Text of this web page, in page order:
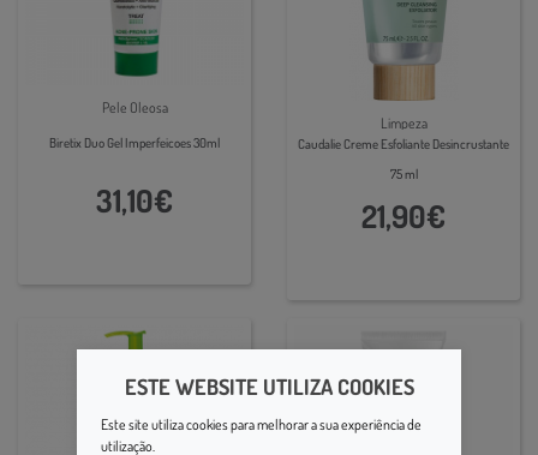
Pele Oleosa
Biretix Duo Gel Imperfeicoes 30ml
31,10€
Limpeza
Caudalie Creme Esfoliante Desincrustante
75 ml
21,90€
ESTE WEBSITE UTILIZA COOKIES
Este site utiliza cookies para melhorar a sua experiência de
utilização.